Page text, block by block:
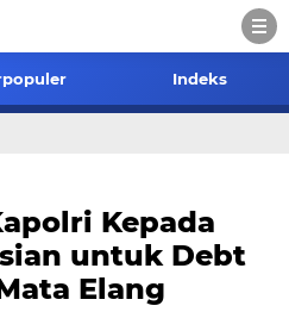
Indeks
Kepada
untuk Debt
Elang